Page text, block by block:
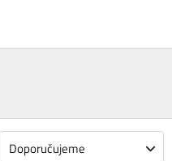
Doporučujeme